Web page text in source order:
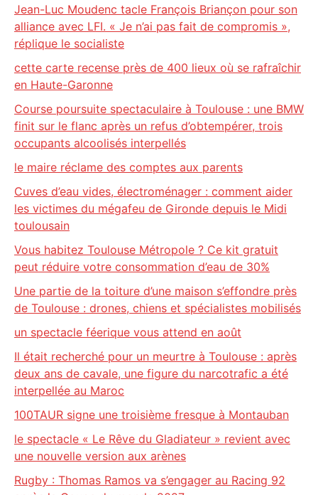
Jean-Luc Moudenc tacle François Briançon pour son
alliance avec LFI. « Je n’ai pas fait de compromis »,
réplique le socialiste
cette carte recense près de 400 lieux où se rafraîchir
en Haute-Garonne
Course poursuite spectaculaire à Toulouse : une BMW
finit sur le flanc après un refus d’obtempérer, trois
occupants alcoolisés interpellés
le maire réclame des comptes aux parents
Cuves d’eau vides, électroménager : comment aider
les victimes du mégafeu de Gironde depuis le Midi
toulousain
Vous habitez Toulouse Métropole ? Ce kit gratuit
peut réduire votre consommation d’eau de 30%
Une partie de la toiture d’une maison s’effondre près
de Toulouse : drones, chiens et spécialistes mobilisés
un spectacle féerique vous attend en août
Il était recherché pour un meurtre à Toulouse : après
deux ans de cavale, une figure du narcotrafic a été
interpellée au Maroc
100TAUR signe une troisième fresque à Montauban
le spectacle « Le Rêve du Gladiateur » revient avec
une nouvelle version aux arènes
Rugby : Thomas Ramos va s’engager au Racing 92